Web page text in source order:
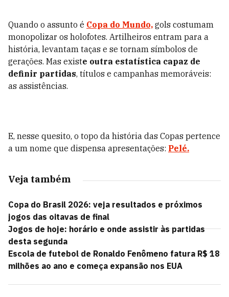
Quando o assunto é Copa do Mundo, gols costumam
monopolizar os holofotes. Artilheiros entram para a
história, levantam taças e se tornam símbolos de
gerações. Mas existe outra estatística capaz de
definir partidas, títulos e campanhas memoráveis:
as assistências.
E, nesse quesito, o topo da história das Copas pertence
a um nome que dispensa apresentações: Pelé.
Veja também
Copa do Brasil 2026: veja resultados e próximos
jogos das oitavas de final
Jogos de hoje: horário e onde assistir às partidas
desta segunda
Escola de futebol de Ronaldo Fenômeno fatura R$ 18
milhões ao ano e começa expansão nos EUA